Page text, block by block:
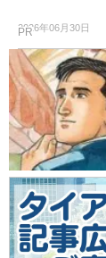
2026年06月30日
PR